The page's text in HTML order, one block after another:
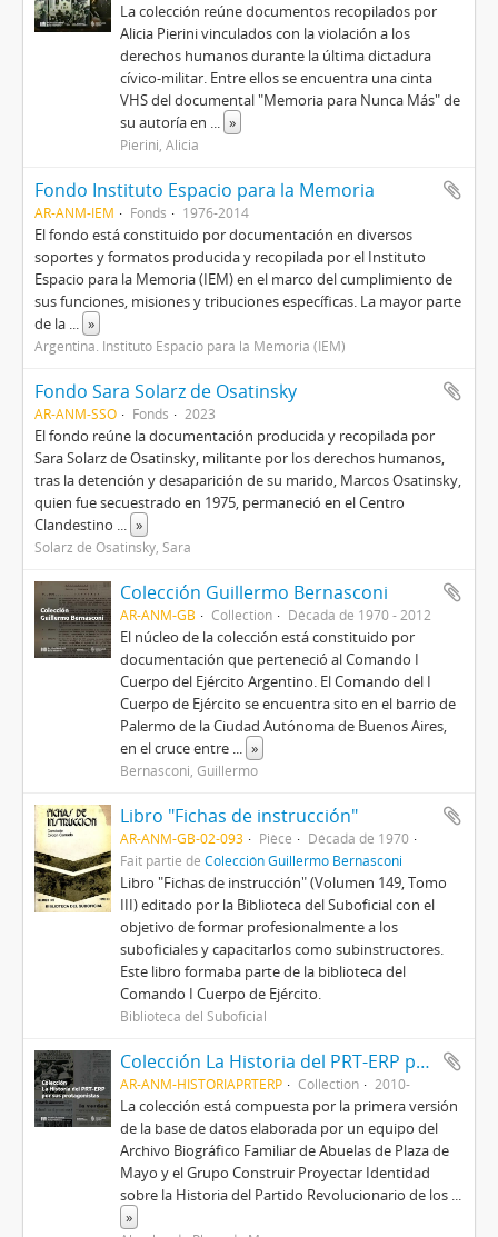
La colección reúne documentos recopilados por
Alicia Pierini vinculados con la violación a los
derechos humanos durante la última dictadura
cívico-militar. Entre ellos se encuentra una cinta
VHS del documental "Memoria para Nunca Más" de
su autoría en ... »
Pierini, Alicia
Fondo Instituto Espacio para la Memoria
AR-ANM-IEM Fonds 1976-2014
El fondo está constituido por documentación en diversos
soportes y formatos producida y recopilada por el Instituto
Espacio para la Memoria (IEM) en el marco del cumplimiento de
sus funciones, misiones y tribuciones específicas. La mayor parte
de la ... »
Argentina. Instituto Espacio para la Memoria (IEM)
Fondo Sara Solarz de Osatinsky
AR-ANM-SSO Fonds 2023
El fondo reúne la documentación producida y recopilada por
Sara Solarz de Osatinsky, militante por los derechos humanos,
tras la detención y desaparición de su marido, Marcos Osatinsky,
quien fue secuestrado en 1975, permaneció en el Centro
Clandestino ... »
Solarz de Osatinsky, Sara
Colección Guillermo Bernasconi
AR-ANM-GB Collection Década de 1970 - 2012
El núcleo de la colección está constituido por
documentación que perteneció al Comando I
Cuerpo del Ejército Argentino. El Comando del I
Cuerpo de Ejército se encuentra sito en el barrio de
Palermo de la Ciudad Autónoma de Buenos Aires,
en el cruce entre ... »
Bernasconi, Guillermo
Libro "Fichas de instrucción"
AR-ANM-GB-02-093 Pièce
Década de 1970
Fait partie deColección Guillermo Bernasconi
Libro "Fichas de instrucción" (Volumen 149, Tomo
III) editado por la Biblioteca del Suboficial con el
objetivo de formar profesionalmente a los
suboficiales y capacitarlos como subinstructores.
Este libro formaba parte de la biblioteca del
Comando I Cuerpo de Ejército.
Biblioteca del Suboficial
Colección La Historia del PRT-ERP por sus protagonistas
AR-ANM-HISTORIAPRTERP Collection 2010-
La colección está compuesta por la primera versión
de la base de datos elaborada por un equipo del
Archivo Biográfico Familiar de Abuelas de Plaza de
Mayo y el Grupo Construir Proyectar Identidad
sobre la Historia del Partido Revolucionario de los ...
»